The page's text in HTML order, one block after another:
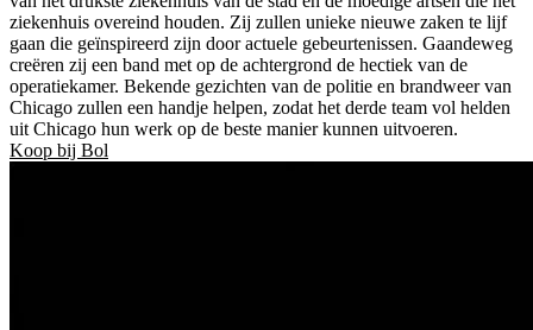
ziekenhuis overeind houden. Zij zullen unieke nieuwe zaken te lijf
gaan die geïnspireerd zijn door actuele gebeurtenissen. Gaandeweg
creëren zij een band met op de achtergrond de hectiek van de
operatiekamer. Bekende gezichten van de politie en brandweer van
Chicago zullen een handje helpen, zodat het derde team vol helden
uit Chicago hun werk op de beste manier kunnen uitvoeren.
Koop bij Bol